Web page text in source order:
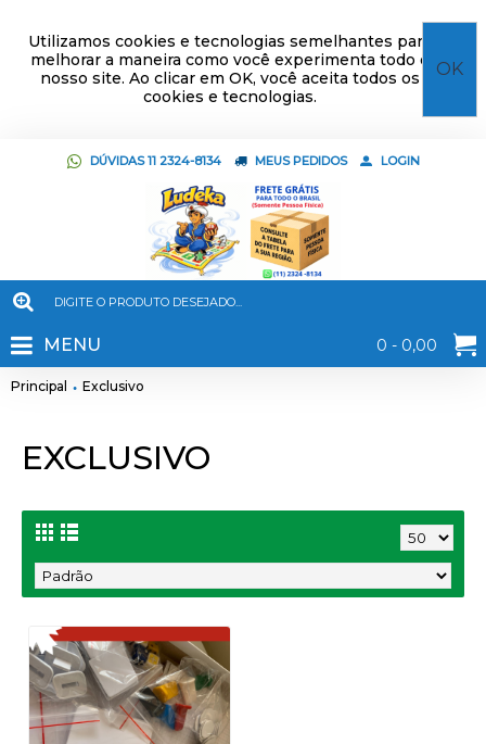
Utilizamos cookies e tecnologias semelhantes para
melhorar a maneira como você experimenta todo o
nosso site. Ao clicar em OK, você aceita todos os
cookies e tecnologias.
OK
DÚVIDAS 11 2324-8134 MEUS PEDIDOS LOGIN
0 - 0,00
MENU
Principal Exclusivo
EXCLUSIVO